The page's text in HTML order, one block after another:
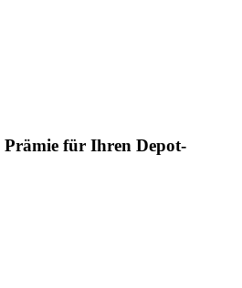
Prämie für Ihren Depot-